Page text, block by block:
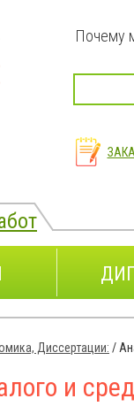
Почему
Диссертации: /
и